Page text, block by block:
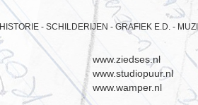
www.ziedses.nl
www.studiopuur.nl
www.wamper.nl
HISTORIE - SCHILDERIJEN - GRAFIEK E.D. -